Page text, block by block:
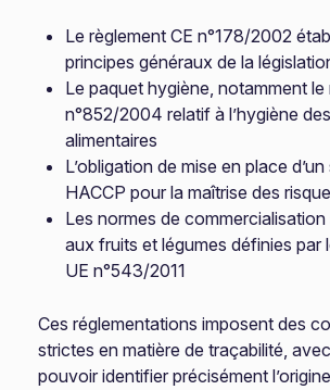
Le règlement CE n°178/2002
principes généraux de la
Le paquet hygiène, notamment le
n°852/2004 relatif à l’hygiène
alimentaires
L’obligation de mise en place
HACCP pour la maîtrise des
Les normes de
aux fruits et légumes définies par
UE n°543/2011
Ces réglementations imposent des
strictes en matière de traçabilité,
pouvoir identifier précisément